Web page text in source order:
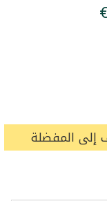
إلى المفضلة